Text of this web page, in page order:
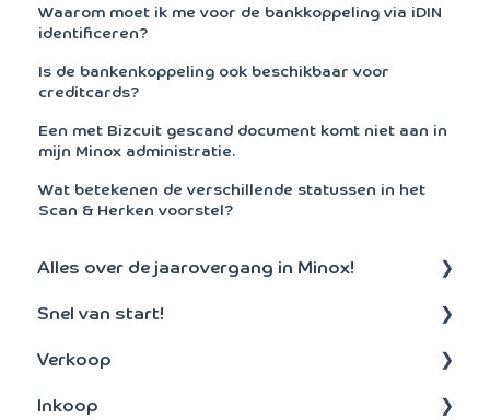
Waarom moet ik me voor de bankkoppeling via iDIN
identificeren?
Is de bankenkoppeling ook beschikbaar voor
creditcards?
Een met Bizcuit gescand document komt niet aan in
mijn Minox administratie.
Wat betekenen de verschillende statussen in het
Scan & Herken voorstel?
Alles over de jaarovergang in Minox!
Aanmaken nieuw boekjaar
Snel van start!
Algemeen
Verkoop
Debiteuren
Inkoop